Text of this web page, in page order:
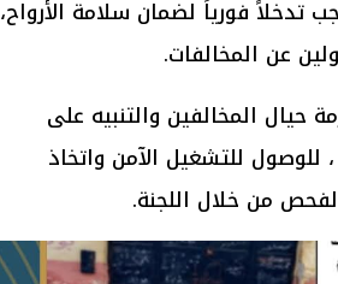
فورياً لضمان سلامة الأرواح،
عن المخالفات.
حيال المخالفين والتنبيه على
للتشغيل الآمن واتخاذ
من خلال اللجنة.